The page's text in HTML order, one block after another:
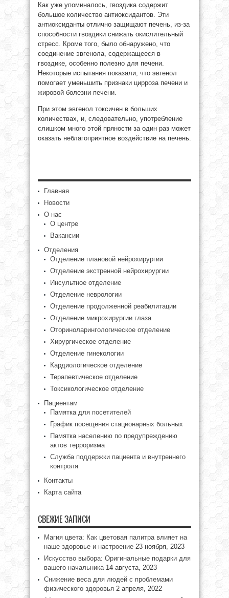
Как уже упоминалось, гвоздика содержит
большое количество антиоксидантов. Эти
антиоксиданты отлично защищают печень, из-за
способности гвоздики снижать окислительный
стресс. Кроме того, было обнаружено, что
соединение эвгенола, содержащееся в
гвоздике, особенно полезно для печени.
Некоторые испытания показали, что эвгенол
помогает уменьшить признаки цирроза печени и
жировой болезни печени.
При этом эвгенол токсичен в больших
количествах, и, следовательно, употребление
слишком много этой пряности за один раз может
оказать неблагоприятное воздействие на печень.
Главная
Новости
О нас
О центре
Вакансии
Отделения
Отделение плановой нейрохирургии
Отделение экстренной нейрохирургии
Инсультное отделение
Отделение неврологии
Отделение продолженной реабилитации
Отделение микрохирургии глаза
Оториноларингологическое отделение
Хирургическое отделение
Отделение гинекологии
Кардиологическое отделение
Терапевтическое отделение
Токсикологическое отделение
Пациентам
Памятка для посетителей
График посещения стационарных больных
Памятка населению по предупреждению
актов терроризма
Служба поддержки пациента и внутреннего
контроля
Контакты
Карта сайта
СВЕЖИЕ ЗАПИСИ
Магия цвета: Как цветовая палитра влияет на
наше здоровье и настроение 23 ноября, 2023
Искусство выбора: Оригинальные подарки для
вашего начальника 14 августа, 2023
Снижение веса для людей с проблемами
физического здоровья 2 апреля, 2022